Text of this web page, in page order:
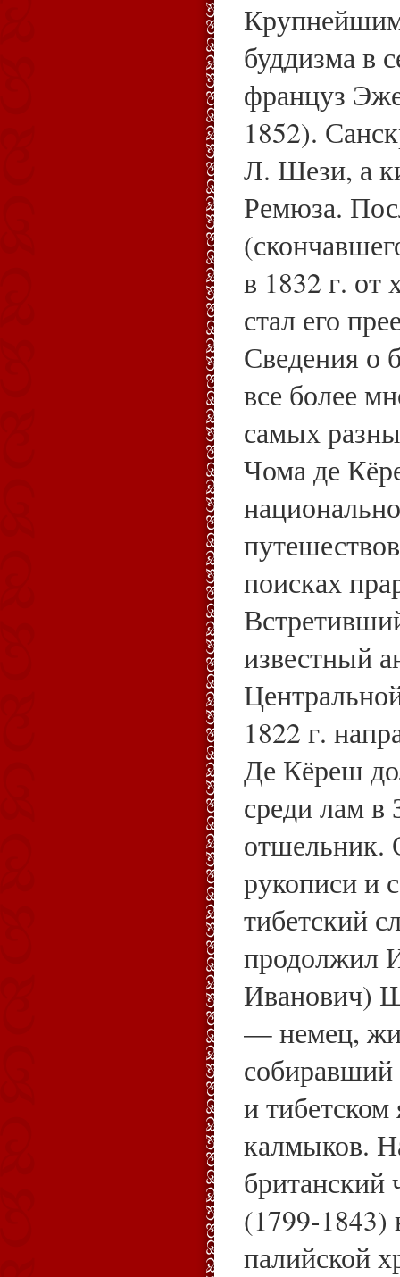
буддизма в
француз
1852).
Л. Шези, а
Ремюза.
в 1832 г.
стал его
Сведения о
все более
самых
Чома де
поисках
известный
1822 г.
Де Кёреш
среди лам в
отшельник.
рукописи и
тибетский
продолжил
Иванович)
— немец,
собиравший
и
калмыков.
(1799-1843)
палийской